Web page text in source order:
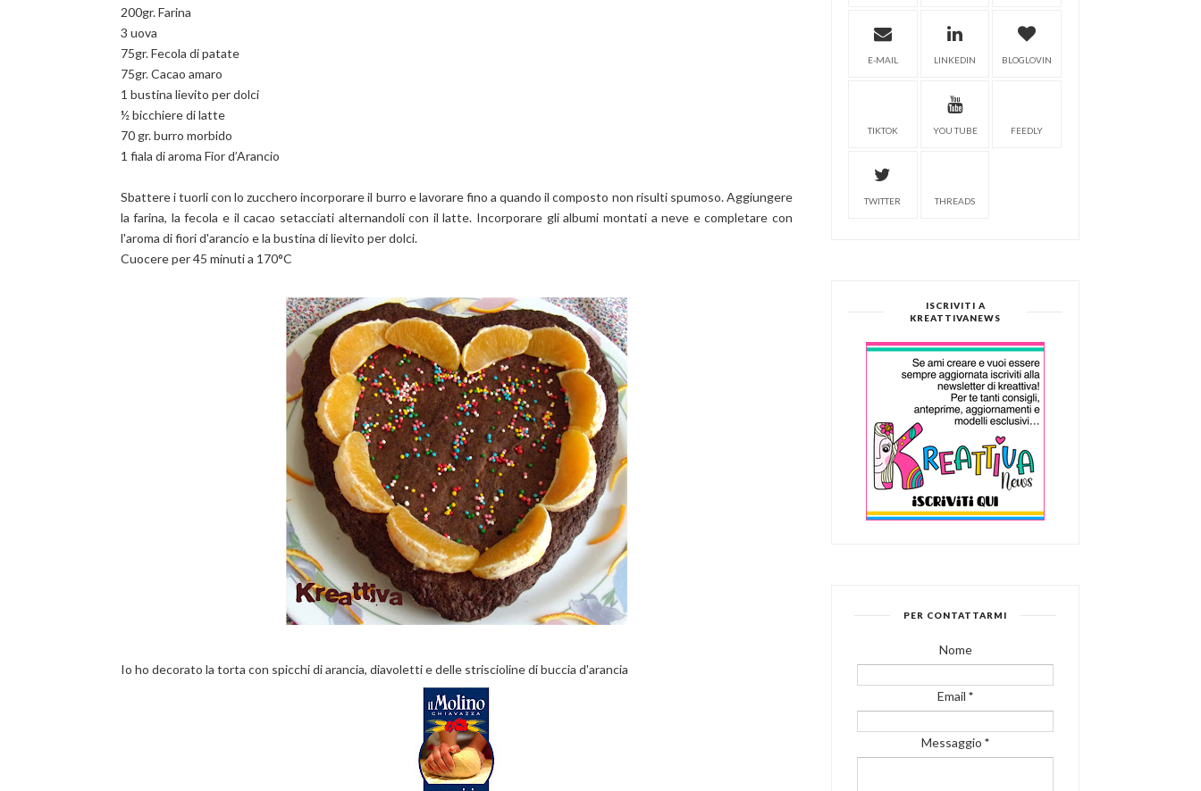
200gr. Farina
3 uova
75gr. Fecola di patate
75gr. Cacao amaro
1 bustina lievito per dolci
½ bicchiere di latte
70 gr. burro morbido
1 fiala di aroma Fior d’Arancio
Sbattere i tuorli con lo zucchero incorporare il burro e lavorare fino a quando il composto non risulti spumoso. Aggiungere
la farina, la fecola e il cacao setacciati alternandoli con il latte. Incorporare gli albumi montati a neve e completare con
l'aroma di fiori d'arancio e la bustina di lievito per dolci.
Cuocere per 45 minuti a 170°C
Io ho decorato la torta con spicchi di arancia, diavoletti e delle striscioline di buccia d'arancia
E-MAIL LINKEDIN BLOGLOVIN
TIKTOK YOU TUBE FEEDLY
TWITTER THREADS
ISCRIVITI A
KREATTIVANEWS
PER CONTATTARMI
Nome
Email*
Messaggio*